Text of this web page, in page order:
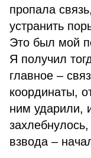
пропала
устранить
Это был мой
Я получил
главное –
координаты,
ним ударили,
взвода –